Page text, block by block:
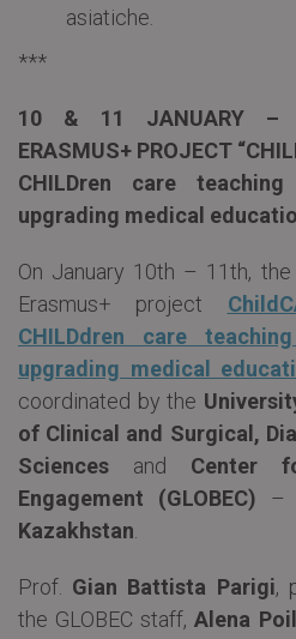
asiatiche.
***
10 & 11 JANUARY –
ERASMUS+ PROJECT
CHILDren care
upgrading medical
On January 10th – 11th,
Erasmus+ project
CHILDdren care
upgrading medical
coordinated by the
of Clinical and Surgical,
Sciences and Center
Engagement
(GLOBEC) –
Kazakhstan
Prof. Gian Battista Parigi,
the GLOBEC staff,Alena